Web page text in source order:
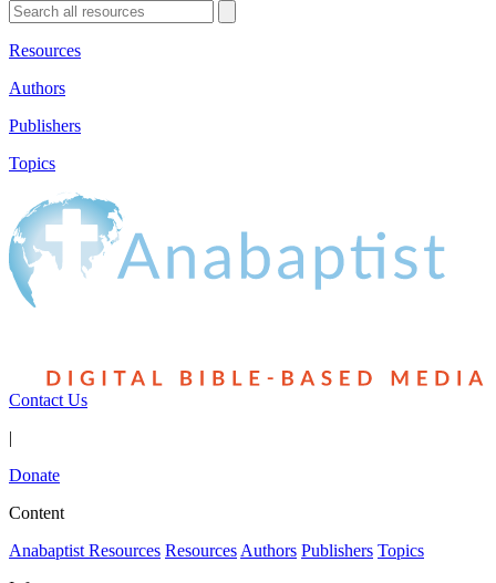
Resources
Authors
Publishers
Topics
Contact Us
|
Donate
Content
Anabaptist Resources Resources Authors Publishers Topics